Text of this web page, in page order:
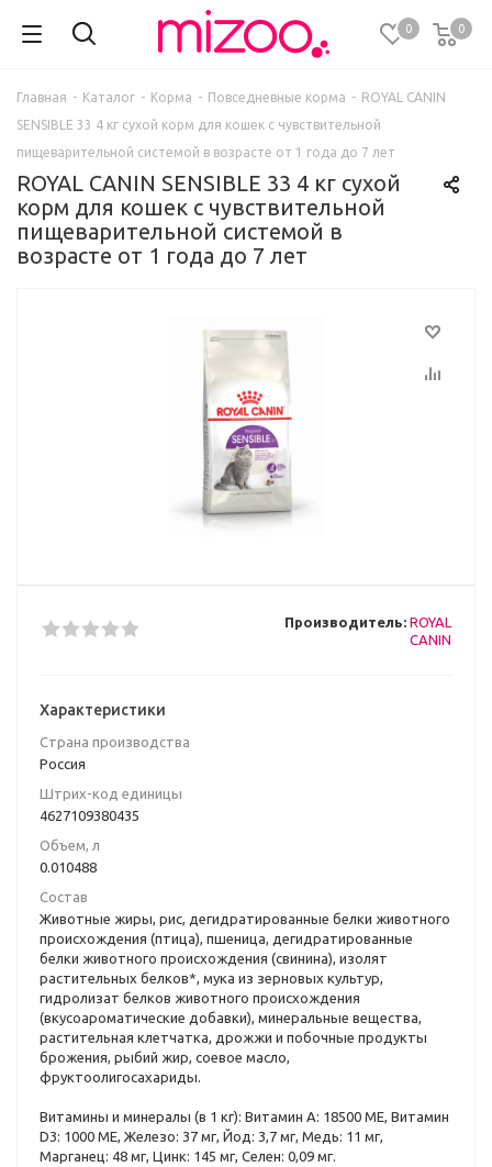
0 0
Главная - Каталог - Корма - Повседневные корма - ROYAL CANIN
SENSIBLE 33 4 кг сухой корм для кошек с чувствительной
пищеварительной системой в возрасте от 1 года до 7 лет
ROYAL CANIN SENSIBLE 33 4 кг сухой
корм для кошек с чувствительной
пищеварительной системой в
возрасте от 1 года до 7 лет
Производитель: ROYAL
CANIN
Характеристики
Страна производства
Poccия
Штрих-код единицы
4627109380435
Объем, л
0.010488
Состав
Животные жиры, рис, дегидратированные белки животного
происхождения (птица), пшеница, дегидратированные
белки животного происхождения (свинина), изолят
растительных белков*, мука из зерновых культур,
гидролизат белков животного происхождения
(вкусоароматические добавки), минеральные вещества,
растительная клетчатка, дрожжи и побочные продукты
брожения, рыбий жир, соевое масло,
фруктоолигосахариды.
Витамины и минералы (в 1 кг): Витамин A: 18500 ME, Витамин
D3: 1000 ME, Железо: 37 мг, Йод: 3,7 мг, Медь: 11 мг,
Марганец: 48 мг, Цинк: 145 мг, Ceлeн: 0,09 мг.